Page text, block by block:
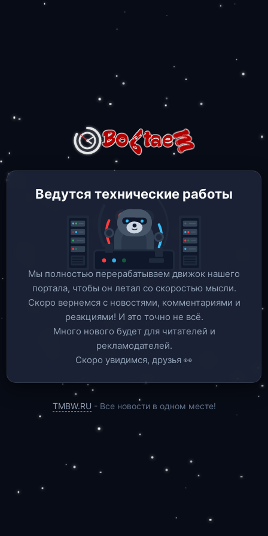
Ведутся технические работы
Мы полностью перерабатываем движок нашего
портала, чтобы он летал со скоростью мысли.
Скоро вернемся c новостями, комментариями и
реакциями! И это точно не всё.
Много нового будет для читателей и
рекламодателей.
Скоро увидимся, друзья 👀
TMBW.RU - Все новости в одном месте!